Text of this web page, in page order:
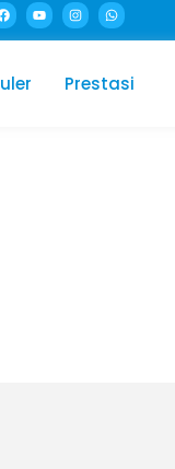
Prestasi